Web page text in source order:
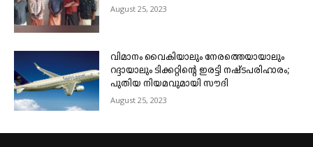
August 25, 2023
വിമാനം വൈകിയാലും നേരത്തെയായാലും
റദ്ദായാലും ടിക്കറ്റിന്റെ ഇരട്ടി നഷ്ടപരിഹാരം;
പുതിയ നിയമവുമായി സൗദി
August 25, 2023